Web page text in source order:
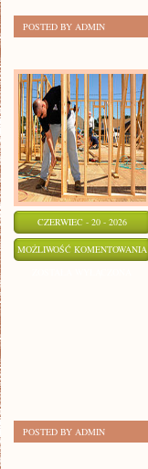
POSTED BY ADMIN
CZERWIEC - 20 - 2026
MOŻLIWOŚĆ KOMENTOWANIA
POSTED BY ADMIN